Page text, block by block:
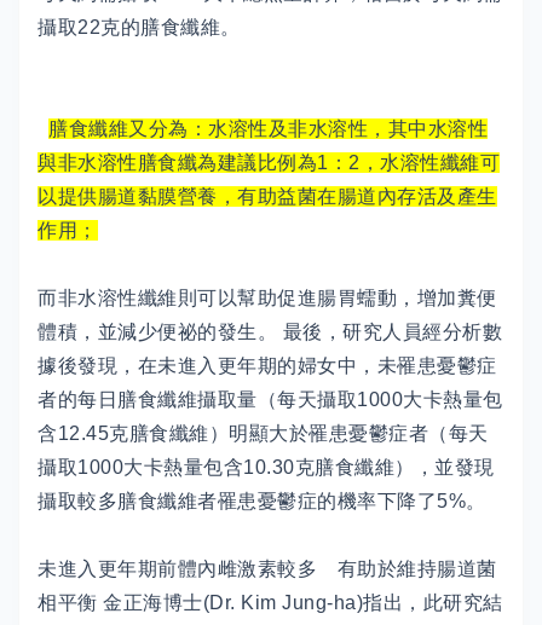
攝取22克的膳食纖維。
膳食纖維又分為：水溶性及非水溶性，其中水溶性
與非水溶性膳食纖為建議比例為1：2，水溶性纖維可
以提供腸道黏膜營養，有助益菌在腸道內存活及產生
作用；
而非水溶性纖維則可以幫助促進腸胃蠕動，增加糞便
體積，並減少便祕的發生。 最後，研究人員經分析數
據後發現，在未進入更年期的婦女中，未罹患憂鬱症
者的每日膳食纖維攝取量（每天攝取1000大卡熱量包
含12.45克膳食纖維）明顯大於罹患憂鬱症者（每天
攝取1000大卡熱量包含10.30克膳食纖維），並發現
攝取較多膳食纖維者罹患憂鬱症的機率下降了5%。
未進入更年期前體內雌激素較多 有助於維持腸道菌
相平衡 金正海博士(Dr. Kim Jung-ha)指出，此研究結